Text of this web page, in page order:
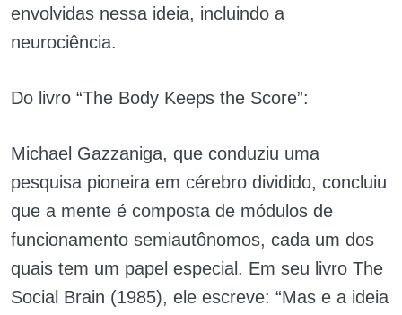
envolvidas nessa ideia, incluindo a
neurociência.
Do livro “The Body Keeps the Score”:
Michael Gazzaniga, que conduziu uma
pesquisa pioneira em cérebro dividido, concluiu
que a mente é composta de módulos de
funcionamento semiautônomos, cada um dos
quais tem um papel especial. Em seu livro The
Social Brain (1985), ele escreve: “Mas e a ideia